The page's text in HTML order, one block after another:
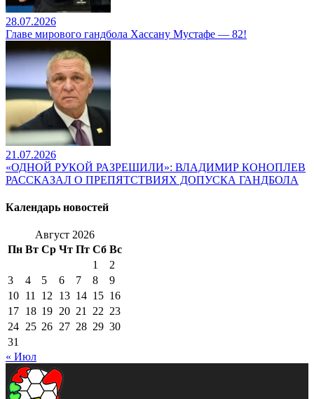
28.07.2026
Главе мирового гандбола Хассану Мустафе — 82!
21.07.2026
«ОДНОЙ РУКОЙ РАЗРЕШИЛИ»: ВЛАДИМИР КОНОПЛЕВ
РАССКАЗАЛ О ПРЕПЯТСТВИЯХ ДОПУСКА ГАНДБОЛА
Календарь новостей
Август 2026
Пн Вт Ср Чт Пт Сб Вс
1
2
3
4 5 6 7 8
9
10 11 12 13 14 15 16
17 18 19 20 21 22 23
24 25 26 27 28 29 30
31
« Июл